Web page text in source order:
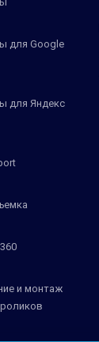
для Google
для Яндекс
и монтаж